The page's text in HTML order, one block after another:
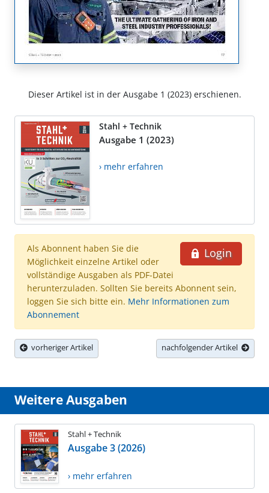
Dieser Artikel ist in der Ausgabe 1 (2023) erschienen.
Stahl + Technik
Ausgabe 1 (2023)
› mehr erfahren
Login
Als Abonnent haben Sie die
Möglichkeit einzelne Artikel oder
vollständige Ausgaben als PDF-Datei
herunterzuladen. Sollten Sie bereits Abonnent sein,
loggen Sie sich bitte ein. Mehr Informationen zum
Abonnement
vorheriger Artikel nachfolgender Artikel
Weitere Ausgaben
Stahl + Technik
Ausgabe 3 (2026)
› mehr erfahren